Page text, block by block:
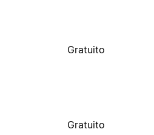
Gratuito
Gratuito